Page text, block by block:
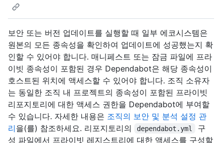
보안 또는 버전 업데이트를 실행할 때 일부 에코시스템은
원본의 모든 종속성을 확인하여 업데이트에 성공했는지 확
인할 수 있어야 합니다. 매니페스트 또는 잠금 파일에 프라
이빗 종속성이 포함된 경우 Dependabot은 해당 종속성이
호스트된 위치에 액세스할 수 있어야 합니다. 조직 소유자
는 동일한 조직 내 프로젝트의 종속성이 포함된 프라이빗
리포지토리에 대한 액세스 권한을 Dependabot에 부여할
수 있습니다. 자세한 내용은 조직의 보안 및 분석 설정 관
리을(를) 참조하세요. 리포지토리의 dependabot.yml
구
성 파일에서 프라이빗 레지스트리에 대한 액세스를 구성할